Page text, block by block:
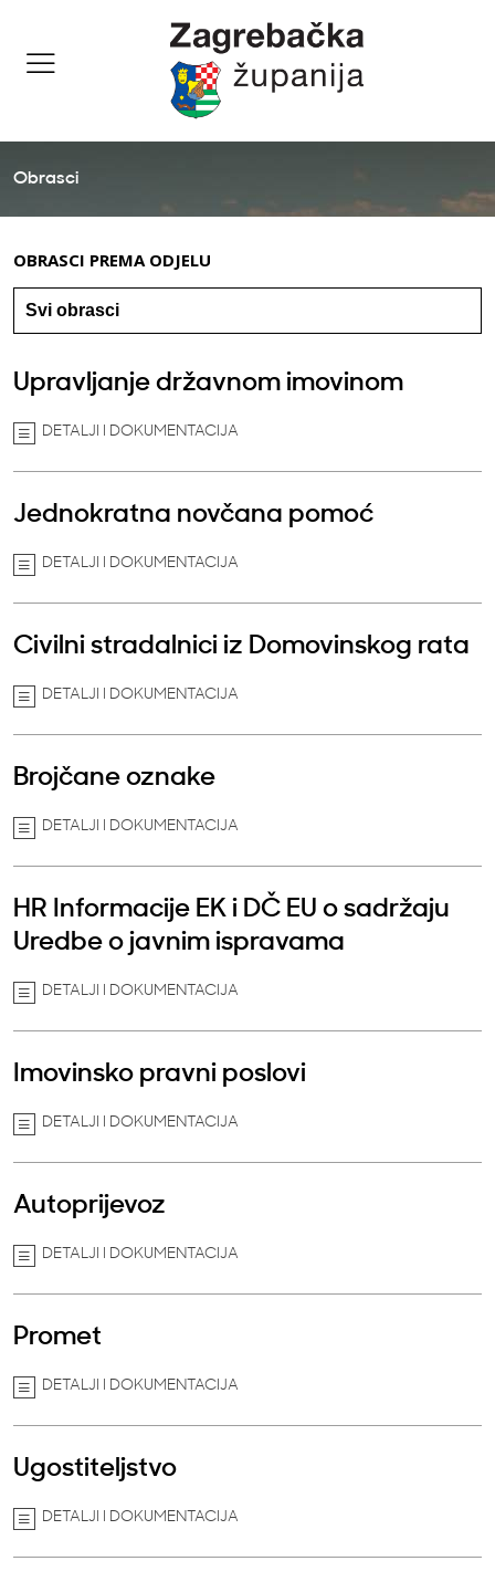
Obrasci
OBRASCI PREMA ODJELU
Upravljanje državnom imovinom
DETALJI I DOKUMENTACIJA
Jednokratna novčana pomoć
DETALJI I DOKUMENTACIJA
Civilni stradalnici iz Domovinskog rata
DETALJI I DOKUMENTACIJA
Brojčane oznake
DETALJI I DOKUMENTACIJA
HR Informacije EK i DČ EU o sadržaju
Uredbe o javnim ispravama
DETALJI I DOKUMENTACIJA
Imovinsko pravni poslovi
DETALJI I DOKUMENTACIJA
Autoprijevoz
DETALJI I DOKUMENTACIJA
Promet
DETALJI I DOKUMENTACIJA
Ugostiteljstvo
DETALJI I DOKUMENTACIJA